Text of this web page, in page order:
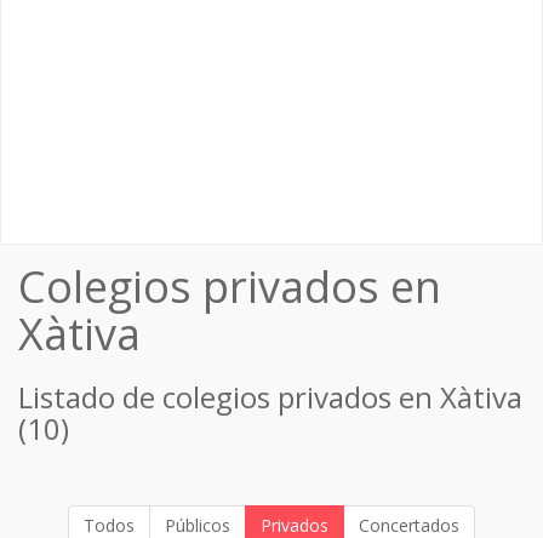
Colegios privados en
Xàtiva
Listado de colegios privados en Xàtiva
(10)
Todos Públicos Privados Concertados